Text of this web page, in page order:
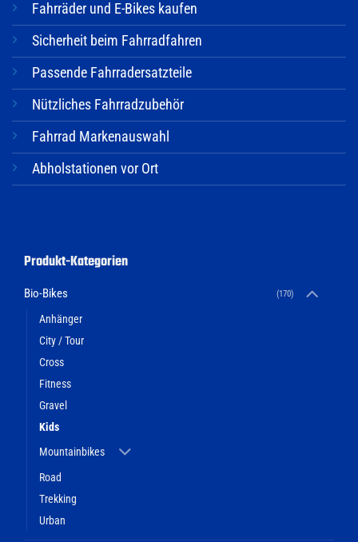
Fahrräder und E-Bikes kaufen
Sicherheit beim Fahrradfahren
Passende Fahrradersatzteile
Nützliches Fahrradzubehör
Fahrrad Markenauswahl
Abholstationen vor Ort
Produkt-Kategorien
Bio-Bikes (170)
Anhänger
City / Tour
Cross
Fitness
Gravel
Kids
Mountainbikes
Road
Trekking
Urban